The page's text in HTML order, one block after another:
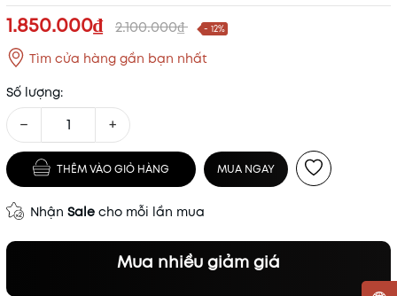
1.850.000₫ 2.100.000₫ - 12%
Tìm cửa hàng gần bạn nhất
Số lượng:
− +
THÊM VÀO GIỎ HÀNG MUA NGAY
Nhận Sale cho mỗi lần mua
Mua nhiều giảm giá